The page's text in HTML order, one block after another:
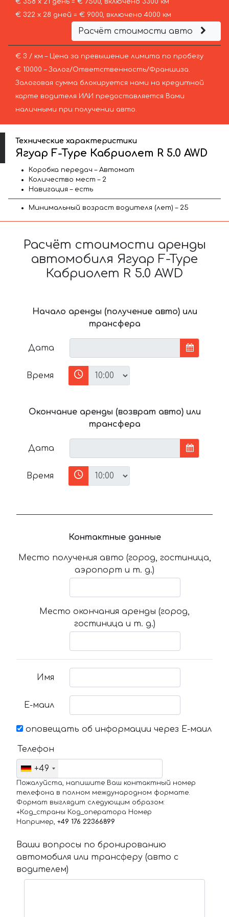
€ 358 х 21 день = € 7500, включено 3300 км
€ 322 х 28 дней = € 9000, включено 4000 км
Расчёт стоимости авто
€ 3 / км – Цена за превышение лимита по пробегу
€ 10000 – Залог/Ответственность/Франшиза.
Залоговая сумма блокируется нами на кредитной
карте водителя ИЛИ предоставляется Вами
наличными при получении авто.
Технические характеристики
Ягуар F-Type Кабриолет R 5.0 AWD
Коробка передач – Автомат
Количество мест – 2
Навигация – есть
Минимальный возраст водителя (лет) – 25
Расчёт стоимости аренды
автомобиля Ягуар F-Type
Кабриолет R 5.0 AWD
Начало аренды (получение авто) или
трансфера
Дата
Время
Окончание аренды (возврат авто) или
трансфера
Дата
Время
Контактные данные
Место получения авто (город, гостиница,
аэропорт и т. д.)
Место окончания аренды (город,
гостиница и т. д.)
Имя
Е-маил
оповещать об информации через Е-маил
Телефон
+49
Пожалуйста, напишите Ваш контактный номер
телефона в полном международном формате.
Формат выглядит следующим образом:
+Код_страны Код_оператора Номер
Например, +49 176 22366899
Ваши вопросы по бронированию
автомобиля или трансферу (авто с
водителем)